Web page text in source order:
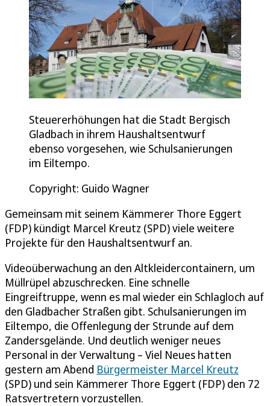
Steuererhöhungen hat die Stadt Bergisch
Gladbach in ihrem Haushaltsentwurf
ebenso vorgesehen, wie Schulsanierungen
im Eiltempo.
Copyright: Guido Wagner
Gemeinsam mit seinem Kämmerer Thore Eggert
(FDP) kündigt Marcel Kreutz (SPD) viele weitere
Projekte für den Haushaltsentwurf an.
Videoüberwachung an den Altkleidercontainern, um
Müllrüpel abzuschrecken. Eine schnelle
Eingreiftruppe, wenn es mal wieder ein Schlagloch auf
den Gladbacher Straßen gibt. Schulsanierungen im
Eiltempo, die Offenlegung der Strunde auf dem
Zandersgelände. Und deutlich weniger neues
Personal in der Verwaltung – Viel Neues hatten
gestern am Abend Bürgermeister Marcel Kreutz
(SPD) und sein Kämmerer Thore Eggert (FDP) den 72
Ratsvertretern vorzustellen.